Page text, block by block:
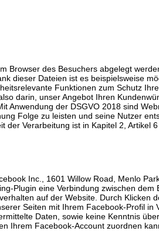
Browser des Besuchers abgelegt
dieser Dateien ist es beispielsweise
Funktionen zum Schutz
darin, unser Angebot Ihren
Anwendung der DSGVO 2018 sind
Folge zu leisten und seine Nutzer
der Verarbeitung ist in Kapitel 2, Artikel
Inc., 1601 Willow Road, Menlo
Plugin eine Verbindung zwischen dem
auf der Website. Durch Klicken
Seiten mit Ihrem Facebook-Profil in
Daten, sowie keine Kenntnis
Ihrem Facebook-Account zuordnen